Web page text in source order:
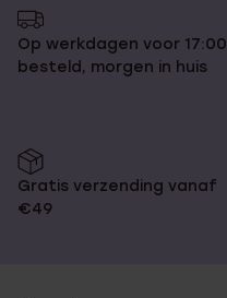
Op werkdagen voor 17:00
besteld, morgen in huis
Gratis verzending vanaf
€49